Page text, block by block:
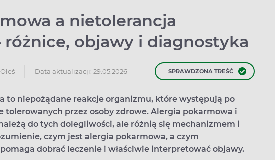
a nietolerancja
różnice, objawy i diagnostyka
Data aktualizacji: 29.05.2026 SPRAWDZONA TREŚĆ
to niepożądane reakcje organizmu, które występują po
tolerowanych przez osoby zdrowe. Alergia pokarmowa i
do tych dolegliwości, ale różnią się mechanizmem i
czym jest alergia pokarmowa, a czym
dobrać leczenie i właściwie interpretować objawy.